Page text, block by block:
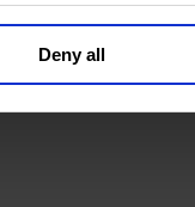
Deny all